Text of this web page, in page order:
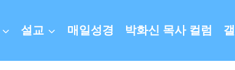
설교 매일성경 박화신 목사 컬럼